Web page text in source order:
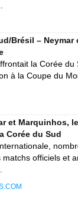
Brésil – Neymar
la Corée du
à la Coupe du
et Marquinhos,
Corée du Sud
officiels et